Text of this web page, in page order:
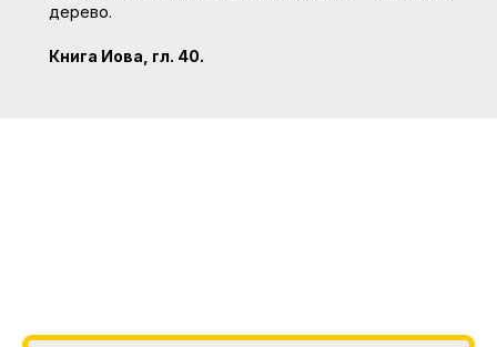
дерево.
Книга Иова, гл. 40.